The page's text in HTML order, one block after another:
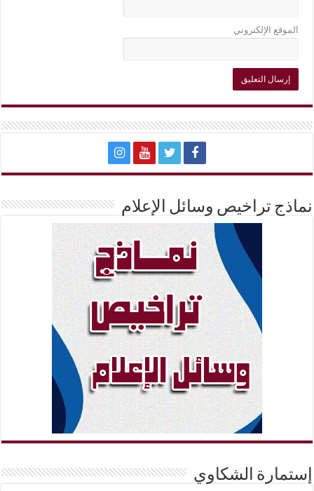
الموقع الإلكتروني
نماذج تراخيص وسائل الإعلام
إستمارة الشكاوي